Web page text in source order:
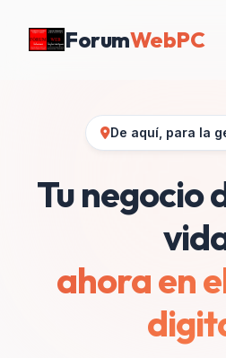
ForumWebPC
De aquí, para la
Tu negocio
ahora en